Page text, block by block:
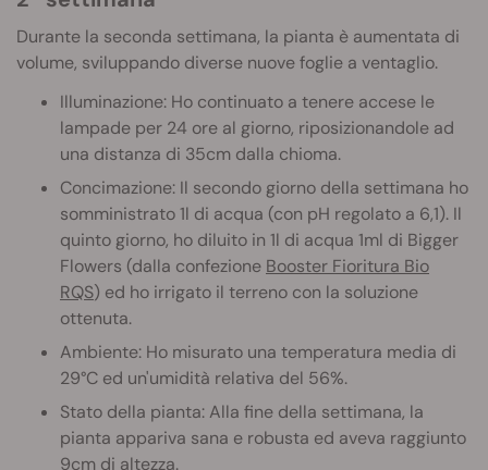
Durante la seconda settimana, la pianta è aumentata di
volume, sviluppando diverse nuove foglie a ventaglio.
Illuminazione: Ho continuato a tenere accese le
lampade per 24 ore al giorno, riposizionandole ad
una distanza di 35cm dalla chioma.
Concimazione: Il secondo giorno della settimana ho
somministrato 1l di acqua (con pH regolato a 6,1). Il
quinto giorno, ho diluito in 1l di acqua 1ml di Bigger
Flowers (dalla confezione Booster Fioritura Bio
RQS) ed ho irrigato il terreno con la soluzione
ottenuta.
Ambiente: Ho misurato una temperatura media di
29°C ed un'umidità relativa del 56%.
Stato della pianta: Alla fine della settimana, la
pianta appariva sana e robusta ed aveva raggiunto
9cm di altezza.